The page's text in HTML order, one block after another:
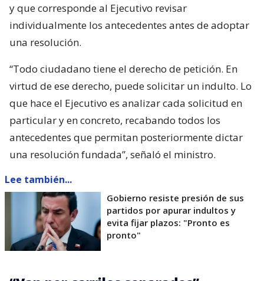
y que corresponde al Ejecutivo revisar
individualmente los antecedentes antes de adoptar
una resolución.
“Todo ciudadano tiene el derecho de petición. En
virtud de ese derecho, puede solicitar un indulto. Lo
que hace el Ejecutivo es analizar cada solicitud en
particular y en concreto, recabando todos los
antecedentes que permitan posteriormente dictar
una resolución fundada”, señaló el ministro.
Lee también...
Gobierno resiste presión de sus
partidos por apurar indultos y
evita fijar plazos: "Pronto es
pronto"